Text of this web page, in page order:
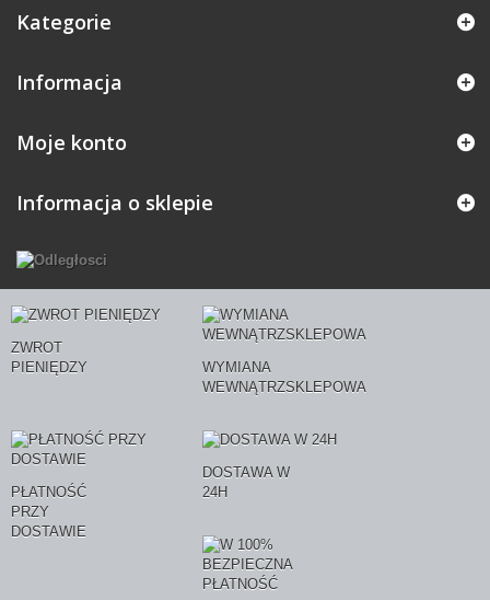
Kategorie
Informacja
Moje konto
Informacja o sklepie
ZWROT
PIENIĘDZY
WYMIANA
WEWNĄTRZSKLEPOWA
PŁATNOŚĆ
PRZY
DOSTAWIE
DOSTAWA W
24H